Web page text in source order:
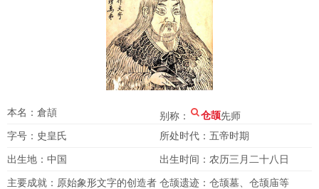
本名：倉頡 别称： 仓颉先师
字号：史皇氏
所处时代：五帝时期
出生地：中国 出生时间：农历三月二十八日
主要成就：原始象形文字的创造者 仓颉遗迹：仓颉墓、仓颉庙等